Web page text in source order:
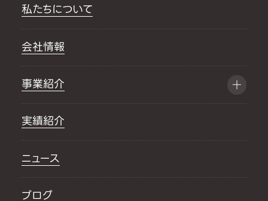
私たちについて
会社情報
事業紹介
実績紹介
ニュース
ブログ